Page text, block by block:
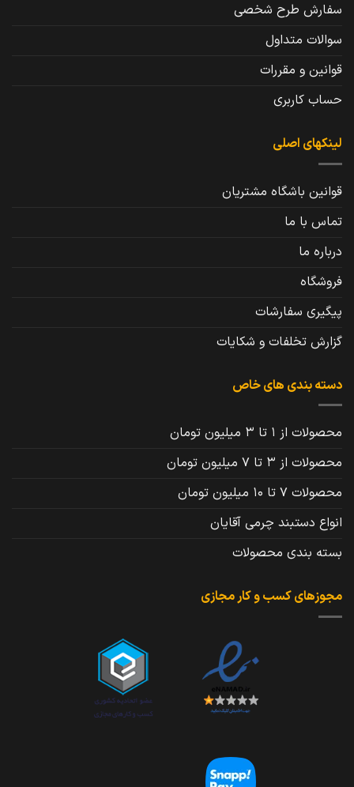
سفارش طرح شخصی
سوالات متداول
قوانین و مقررات
حساب کاربری
لینکهای اصلی
قوانین باشگاه مشتریان
تماس با ما
درباره ما
فروشگاه
پیگیری سفارشات
گزارش تخلفات و شکایات
دسته بندی های خاص
محصولات از 1 تا 3 میلیون تومان
محصولات از 3 تا 7 میلیون تومان
محصولات 7 تا 10 میلیون تومان
انواع دستبند چرمی آقایان
بسته بندی محصولات
مجوزهای کسب و کار مجازی